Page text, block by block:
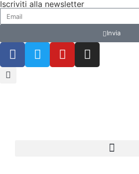
Iscriviti alla newsletter
Invia